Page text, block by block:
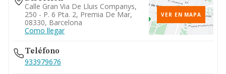
Calle Gran Via De Lluis Companys,
250 - P. 6 Pta. 2, Premia De Mar,
08330, Barcelona
Como llegar
VER EN MAPA
Teléfono
933979676